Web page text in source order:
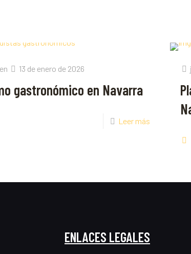
en 13 de enero de 2026
gastronómico en Navarra
Leer más
ENLACES LEGALES